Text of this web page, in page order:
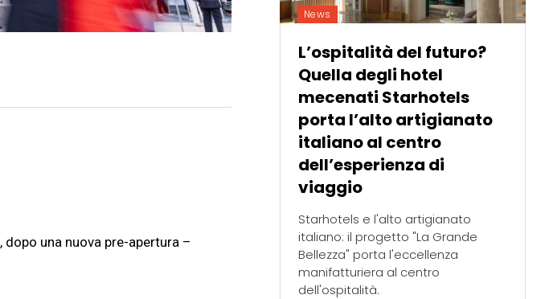
, dopo una nuova pre-apertura –
News
L’ospitalità del futuro?
Quella degli hotel
mecenati Starhotels
porta l’alto artigianato
italiano al centro
dell’esperienza di
viaggio
Starhotels e l'alto artigianato
italiano: il progetto "La Grande
Bellezza" porta l'eccellenza
manifatturiera al centro
dell'ospitalità.